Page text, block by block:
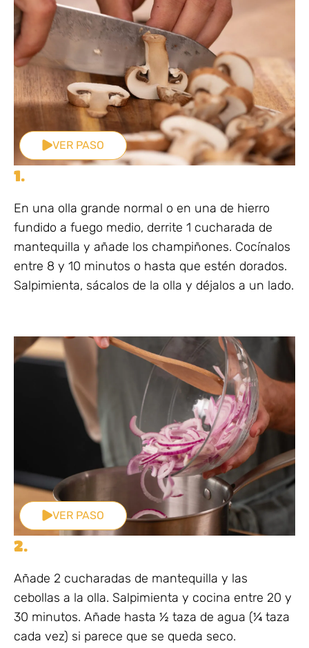
VER PASO
1.
En una olla grande normal o en una de hierro
fundido a fuego medio, derrite 1 cucharada de
mantequilla y añade los champiñones. Cocínalos
entre 8 y 10 minutos o hasta que estén dorados.
Salpimienta, sácalos de la olla y déjalos a un lado.
VER PASO
2.
Añade 2 cucharadas de mantequilla y las
cebollas a la olla. Salpimienta y cocina entre 20 y
30 minutos. Añade hasta ½ taza de agua (¼ taza
cada vez) si parece que se queda seco.